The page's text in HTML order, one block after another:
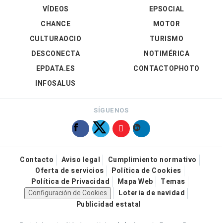
VÍDEOS
EPSOCIAL
CHANCE
CULTURAOCIO
DESCONECTA
EPDATA.ES
INFOSALUS
MOTOR
TURISMO
NOTIMÉRICA
CONTACTOPHOTO
SÍGUENOS
Contacto Aviso legal
Cumplimiento normativo
Oferta de servicios
Política de Cookies
Política de Privacidad
Mapa Web
Temas
Configuración de Cookies
Loteria de navidad
Publicidad estatal